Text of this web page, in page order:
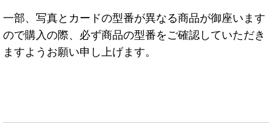
一部、写真とカードの型番が異なる商品が御座います
ので購入の際、必ず商品の型番をご確認していただき
ますようお願い申し上げます。